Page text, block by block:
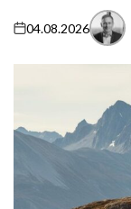
on
04.08.2026
Запись